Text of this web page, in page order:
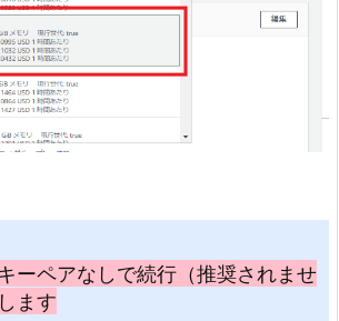
ーペアなしで続行（推奨されませ
ます